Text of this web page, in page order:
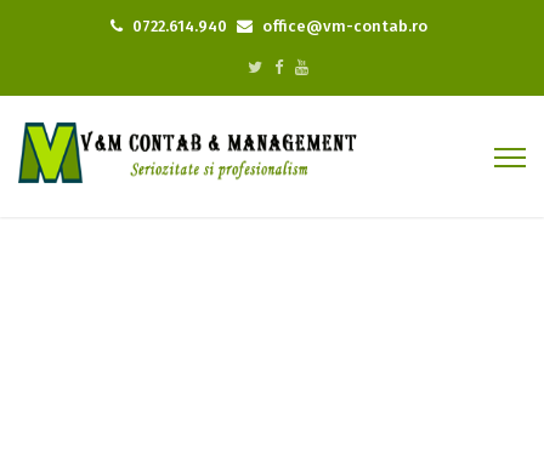
0722.614.940 office@vm-contab.ro